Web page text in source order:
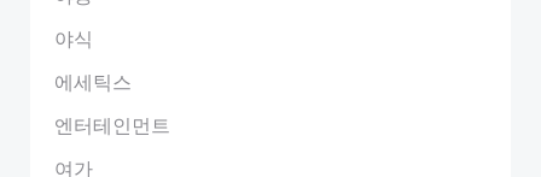
야식
에세틱스
엔터테인먼트
여가